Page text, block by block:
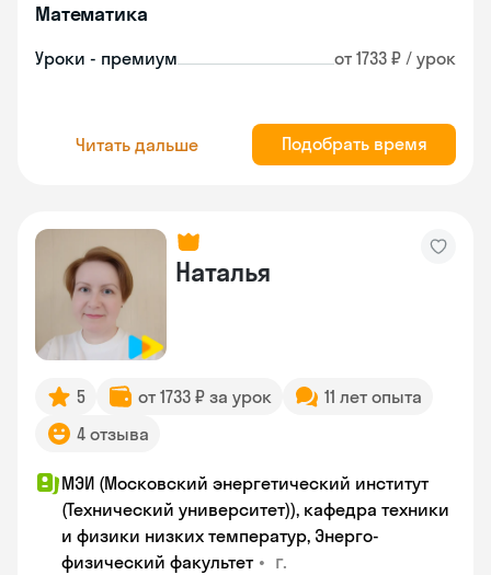
Математика
Уроки - премиум от 1733 ₽ / урок
Читать дальше Подобрать время
Наталья
5 от 1733 ₽ за урок
11 лет опыта
4 отзыва
МЭИ (Московский энергетический институт
(Технический университет)), кафедра техники
и физики низких температур, Энерго-
физический факультет • г.